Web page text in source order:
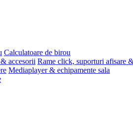
Calculatoare de birou
accesorii Rame click, suporturi afisare
Mediaplayer & echipamente sala